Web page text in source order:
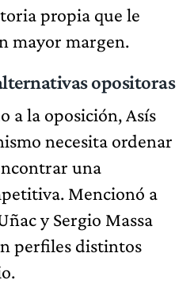
propia que le
mayor margen.
opositoras
a la oposición, Asís
necesita ordenar
una
Mencionó a
y Sergio Massa
perfiles distintos